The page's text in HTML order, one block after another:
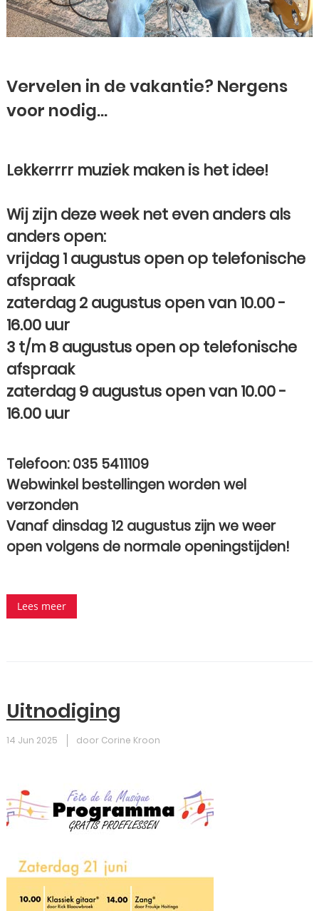
Vervelen in de vakantie? Nergens
voor nodig...
Lekkerrrr muziek maken is het idee!
Wij zijn deze week net even anders als
anders open:
vrijdag 1 augustus open op telefonische
afspraak
zaterdag 2 augustus open van 10.00 -
16.00 uur
3 t/m 8 augustus open op telefonische
afspraak
zaterdag 9 augustus open van 10.00 -
16.00 uur
Telefoon: 035 5411109
Webwinkel bestellingen worden wel
verzonden
Vanaf dinsdag 12 augustus zijn we weer
open volgens de normale openingstijden!
Lees meer
Uitnodiging
14 Jun 2025 door Corine Kroon